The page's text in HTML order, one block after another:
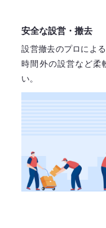
安全な設営・撤去
設営撤去のプロによ
時間外の設営など柔
い。